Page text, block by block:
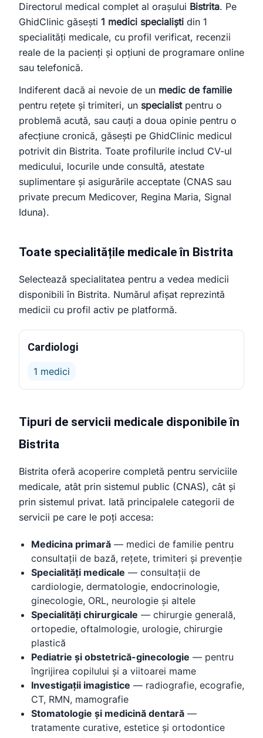
Directorul medical complet al orașului Bistrita. Pe
GhidClinic găsești 1 medici specialiști din 1
specialități medicale, cu profil verificat, recenzii
reale de la pacienți și opțiuni de programare online
sau telefonică.
Indiferent dacă ai nevoie de un medic de familie
pentru rețete și trimiteri, un specialistpentru o
problemă acută, sau cauți a doua opinie pentru o
afecțiune cronică, găsești pe GhidClinic medicul
potrivit din Bistrita. Toate profilurile includ CV-ul
medicului, locurile unde consultă, atestate
suplimentare și asigurările acceptate (CNAS sau
private precum Medicover, Regina Maria, Signal
Iduna).
Toate specialitățile medicale în Bistrita
Selectează specialitatea pentru a vedea medicii
disponibili în Bistrita. Numărul afișat reprezintă
medicii cu profil activ pe platformă.
Cardiologi
1 medici
Tipuri de servicii medicale disponibile în
Bistrita
Bistrita oferă acoperire completă pentru serviciile
medicale, atât prin sistemul public (CNAS), cât și
prin sistemul privat. Iată principalele categorii de
servicii pe care le poți accesa:
Medicina primară — medici de familie pentru
consultații de bază, rețete, trimiteri și prevenție
Specialități medicale — consultații de
cardiologie, dermatologie, endocrinologie,
ginecologie, ORL, neurologie și altele
Specialități chirurgicale — chirurgie generală,
ortopedie, oftalmologie, urologie, chirurgie
plastică
Pediatrie și obstetrică-ginecologie — pentru
îngrijirea copilului și a viitoarei mame
Investigații imagistice — radiografie, ecografie,
CT, RMN, mamografie
Stomatologie și medicină dentară —
tratamente curative, estetice și ortodontice